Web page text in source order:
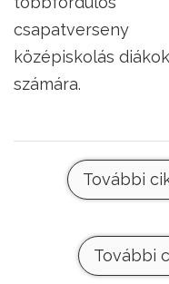
csapatverseny
középiskolás diákok
számára.
További
További